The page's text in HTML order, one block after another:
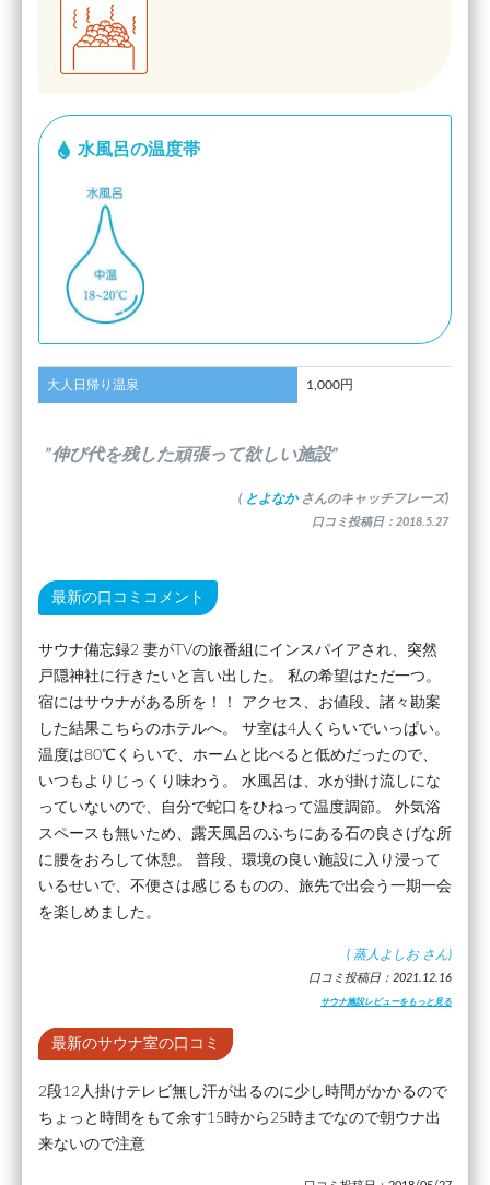
水風呂の温度帯
大人日帰り温泉 1,000円
”伸び代を残した頑張って欲しい施設”
( とよなか さんのキャッチフレーズ)
口コミ投稿日：2018.5.27
最新の口コミコメント
サウナ備忘録2 妻がTVの旅番組にインスパイアされ、突然
戸隠神社に行きたいと言い出した。 私の希望はただ一つ。
宿にはサウナがある所を！！ アクセス、お値段、諸々勘案
した結果こちらのホテルへ。 サ室は4人くらいでいっぱい。
温度は80℃くらいで、ホームと比べると低めだったので、
いつもよりじっくり味わう。 水風呂は、水が掛け流しにな
っていないので、自分で蛇口をひねって温度調節。 外気浴
スペースも無いため、露天風呂のふちにある石の良さげな所
に腰をおろして休憩。 普段、環境の良い施設に入り浸って
いるせいで、不便さは感じるものの、旅先で出会う一期一会
を楽しめました。
( 蒸人よしお さん)
口コミ投稿日：2021.12.16
サウナ施設レビューをもっと見る
最新のサウナ室の口コミ
2段12人掛けテレビ無し汗が出るのに少し時間がかかるので
ちょっと時間をもて余す15時から25時までなので朝ウナ出
来ないので注意